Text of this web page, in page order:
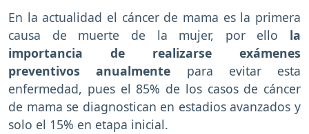
En la actualidad el cáncer de mama es la primera
causa de muerte de la mujer, por ello la
importancia de realizarse exámenes
preventivos anualmente para evitar esta
enfermedad, pues el 85% de los casos de cáncer
de mama se diagnostican en estadios avanzados y
solo el 15% en etapa inicial.